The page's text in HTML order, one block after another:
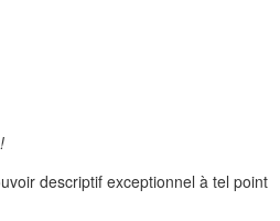
descriptif exceptionnel à tel point